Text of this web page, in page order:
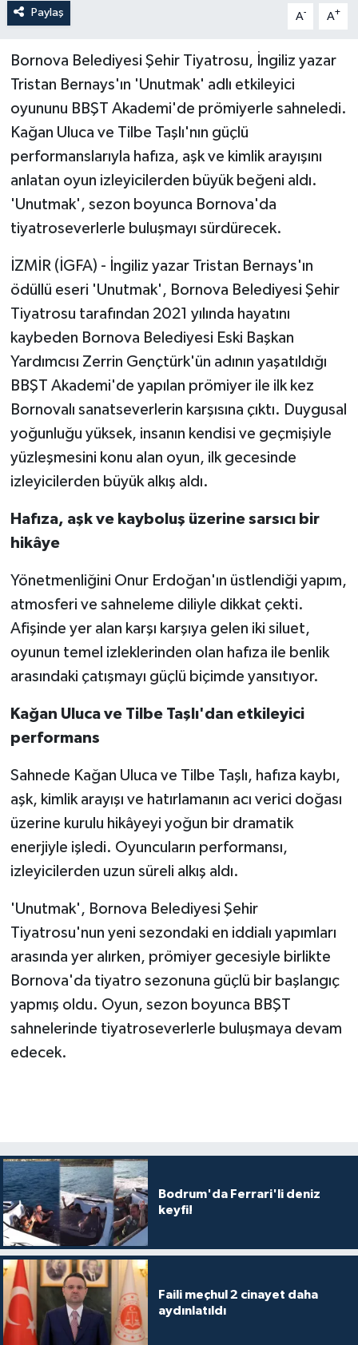
Paylaş A- A+
Bornova Belediyesi Şehir Tiyatrosu, İngiliz yazar
Tristan Bernays'ın 'Unutmak' adlı etkileyici
oyununu BBŞT Akademi'de prömiyerle sahneledi.
Kağan Uluca ve Tilbe Taşlı'nın güçlü
performanslarıyla hafıza, aşk ve kimlik arayışını
anlatan oyun izleyicilerden büyük beğeni aldı.
'Unutmak', sezon boyunca Bornova'da
tiyatroseverlerle buluşmayı sürdürecek.
İZMİR (İGFA) - İngiliz yazar Tristan Bernays'ın
ödüllü eseri 'Unutmak', Bornova Belediyesi Şehir
Tiyatrosu tarafından 2021 yılında hayatını
kaybeden Bornova Belediyesi Eski Başkan
Yardımcısı Zerrin Gençtürk'ün adının yaşatıldığı
BBŞT Akademi'de yapılan prömiyer ile ilk kez
Bornovalı sanatseverlerin karşısına çıktı. Duygusal
yoğunluğu yüksek, insanın kendisi ve geçmişiyle
yüzleşmesini konu alan oyun, ilk gecesinde
izleyicilerden büyük alkış aldı.
Hafıza, aşk ve kayboluş üzerine sarsıcı bir
hikâye
Yönetmenliğini Onur Erdoğan'ın üstlendiği yapım,
atmosferi ve sahneleme diliyle dikkat çekti.
Afişinde yer alan karşı karşıya gelen iki siluet,
oyunun temel izleklerinden olan hafıza ile benlik
arasındaki çatışmayı güçlü biçimde yansıtıyor.
Kağan Uluca ve Tilbe Taşlı'dan etkileyici
performans
Sahnede Kağan Uluca ve Tilbe Taşlı, hafıza kaybı,
aşk, kimlik arayışı ve hatırlamanın acı verici doğası
üzerine kurulu hikâyeyi yoğun bir dramatik
enerjiyle işledi. Oyuncuların performansı,
izleyicilerden uzun süreli alkış aldı.
'Unutmak', Bornova Belediyesi Şehir
Tiyatrosu'nun yeni sezondaki en iddialı yapımları
arasında yer alırken, prömiyer gecesiyle birlikte
Bornova'da tiyatro sezonuna güçlü bir başlangıç
yapmış oldu. Oyun, sezon boyunca BBŞT
sahnelerinde tiyatroseverlerle buluşmaya devam
edecek.
Bodrum'da Ferrari'li deniz
keyfi!
Faili meçhul 2 cinayet daha
aydınlatıldı